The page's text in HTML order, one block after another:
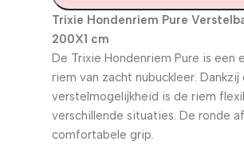
Trixie Hondenriem Pure
200X1 cm
De Trixie Hondenriem Pure is
riem van zacht nubuckleer.
verstelmogelijkheid is de riem
verschillende situaties. De ronde
comfortabele grip.